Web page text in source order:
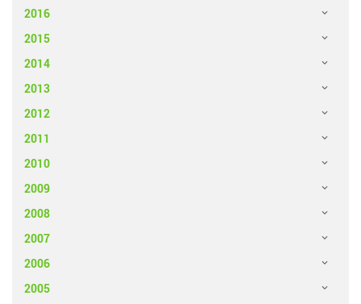
2016
2015
2014
2013
2012
2011
2010
2009
2008
2007
2006
2005